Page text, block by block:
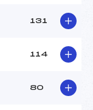
131
114
80